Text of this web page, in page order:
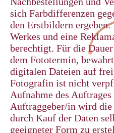
sich Farbdifferenzen
den Erstbildern
Werkes und eine
berechtigt. Für die
dem Fototermin,
digitalen Dateien auf
Fotografin ist nicht
Aufnahme des
Auftraggeber/in wird
durch Kauf der Daten
geeigneter Form zu